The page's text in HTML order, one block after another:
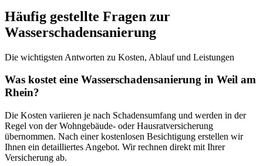
Häufig gestellte Fragen zur
Wasserschadensanierung
Die wichtigsten Antworten zu Kosten, Ablauf und Leistungen
Was kostet eine Wasserschadensanierung in Weil am
Rhein?
Die Kosten variieren je nach Schadensumfang und werden in der
Regel von der Wohngebäude- oder Hausratversicherung
übernommen. Nach einer kostenlosen Besichtigung erstellen wir
Ihnen ein detailliertes Angebot. Wir rechnen direkt mit Ihrer
Versicherung ab.